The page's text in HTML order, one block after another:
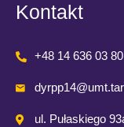
Kontakt
+48 14 636 03 80
ul. Pułaskiego